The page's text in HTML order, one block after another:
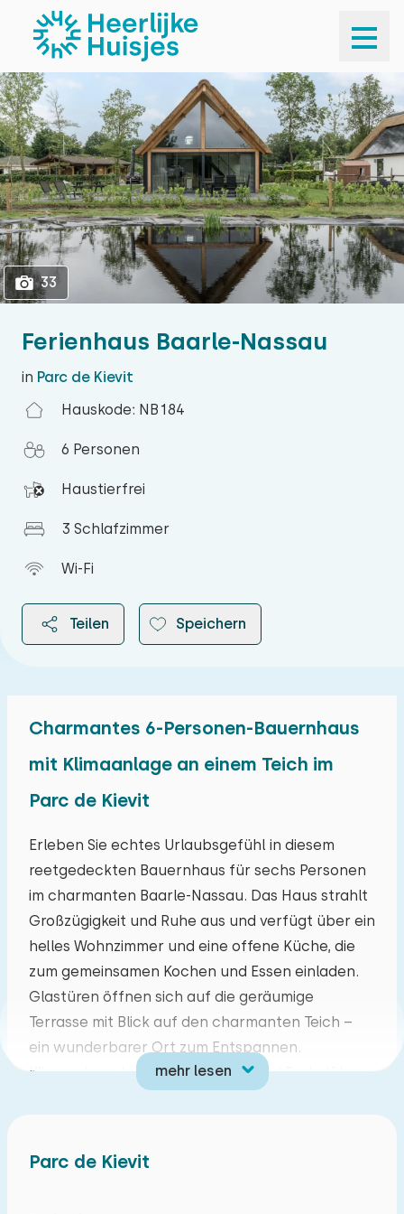
1
Ferienhaus Baarle-Nassau
in Parc de Kievit
Hauskode: NB184
6 Personen
Haustierfrei
3 Schlafzimmer
Wi-Fi
Teilen Speichern
33
Charmantes 6-Personen-Bauernhaus
mit Klimaanlage an einem Teich im
Parc de Kievit
Erleben Sie echtes Urlaubsgefühl in diesem
reetgedeckten Bauernhaus für sechs Personen
im charmanten Baarle-Nassau. Das Haus strahlt
Großzügigkeit und Ruhe aus und verfügt über ein
helles Wohnzimmer und eine offene Küche, die
zum gemeinsamen Kochen und Essen einladen.
Glastüren öffnen sich auf die geräumige
Terrasse mit Blick auf den charmanten Teich –
ein wunderbarer Ort zum Entspannen.
Klimaanlage, kostenloses WLAN und Parkplätze
Grenzdorf Baarle-Nassau verschmelzen die
mehr lesen
Mo Di Mi Do Fr Sa
27 28 29 30 31 01 02
03 04 05 06 07 08 09
10 11 12 13 14 15 16
17 18 19 20 21 22 23
Parc de Kievit